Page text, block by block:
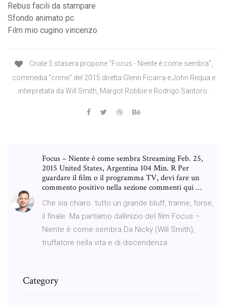
Rebus facili da stampare
Sfondo animato pc
Film mio cugino vincenzo
Cnale 5 stasera propone "Focus - Niente è come sembra",
commedia "crime" del 2015 diretta Glenn Ficarra e John Requa e
interpretata da Will Smith, Margot Robbie e Rodrigo Santoro.
Focus – Niente è come sembra Streaming Feb. 25,
2015 United States, Argentina 104 Min. R Per
guardare il film o il programma TV, devi fare un
commento positivo nella sezione commenti qui …
Che sia chiaro. tutto un grande bluff, tranne, forse,
il finale. Ma partiamo dallinizio del film Focus –
Niente è come sembra.Da Nicky (Will Smith),
truffatore nella vita e di discendenza
Category